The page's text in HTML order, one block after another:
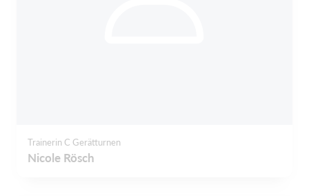
Trainerin C Gerätturnen
Nicole Rösch